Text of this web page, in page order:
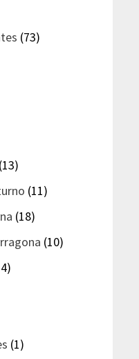
(73)
(13)
(11)
(18)
(10)
(1)